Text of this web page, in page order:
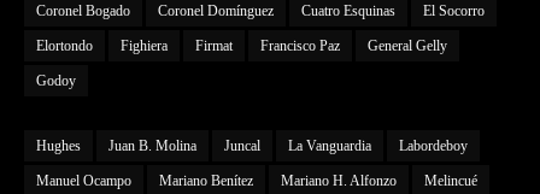
Coronel Bogado Coronel Domínguez Cuatro Esquinas El Socorro
Elortondo Fighiera Firmat Francisco Paz General Gelly
Godoy
Hughes Juan B. Molina Juncal La Vanguardia Labordeboy
Manuel Ocampo Mariano Benítez Mariano H. Alfonzo Melincué